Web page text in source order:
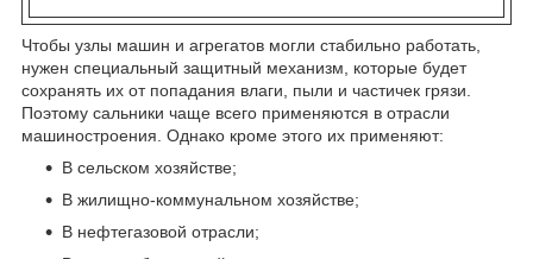
Чтобы узлы машин и агрегатов могли стабильно работать,
нужен специальный защитный механизм, которые будет
сохранять их от попадания влаги, пыли и частичек грязи.
Поэтому сальники чаще всего применяются в отрасли
машиностроения. Однако кроме этого их применяют:
В сельском хозяйстве;
В жилищно-коммунальном хозяйстве;
В нефтегазовой отрасли;